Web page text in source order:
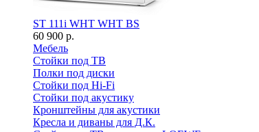
ST 111i WHT WHT BS
60 900 р.
Мебель
Стойки под ТВ
Полки под диски
Стойки под Hi-Fi
Стойки под акустику
Кронштейны для акустики
Кресла и диваны для Д.К.